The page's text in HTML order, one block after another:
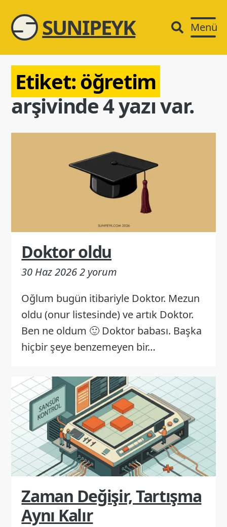
SUNIPEYK Menü
Etiket:öğretim
arşivinde 4 yazı var.
Doktor oldu
30 Haz 20262 yorum
Oğlum bugün itibariyle Doktor. Mezun
oldu (onur listesinde) ve artık Doktor.
Ben ne oldum 🙂 Doktor babası. Başka
hiçbir şeye benzemeyen bir…
Zaman Değişir, Tartışma
Aynı Kalır